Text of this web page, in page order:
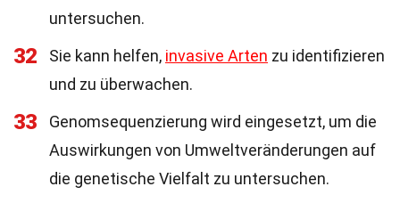
untersuchen.
32 Sie kann helfen, invasive Arten zu identifizieren
und zu überwachen.
33
Genomsequenzierung wird eingesetzt, um die
Auswirkungen von Umweltveränderungen auf
die genetische Vielfalt zu untersuchen.